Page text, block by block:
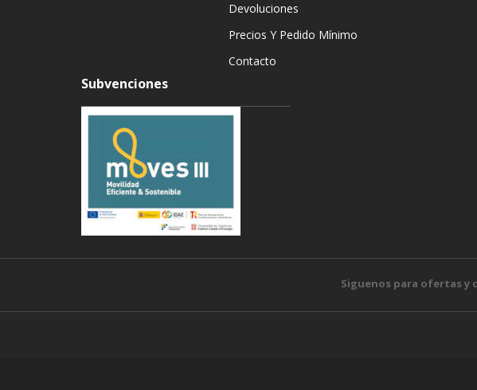
Devoluciones
Precios Y Pedido Mínimo
Contacto
Subvenciones
Siguenos para ofertas y